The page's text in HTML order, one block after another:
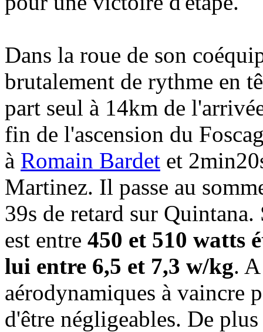
Dans la roue de son
brutalement de rythme en
part seul à 14km de
fin de l'ascension du
à Romain Bardet et
Martinez. Il passe au
39s de retard sur Quintana.
est entre 450 et 510 watts
lui entre 6,5 et 7,3 w/kg.
aérodynamiques à vaincre
d'être négligeables. De